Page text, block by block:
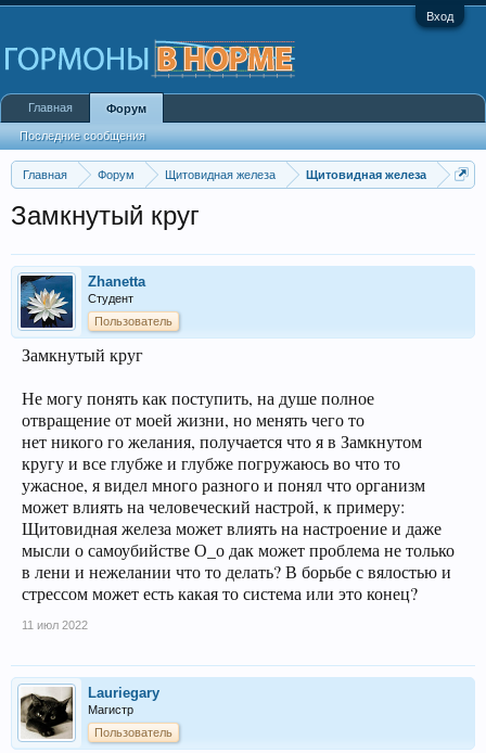
Вход
Главная Форум Щитовидная железа Щитовидная железа
Замкнутый круг
Zhanetta
Студент
Пользователь
Замкнутый круг
Не могу понять как поступить, на душе полное
отвращение от моей жизни, но менять чего то
нет никого го желания, получается что я в Замкнутом
кругу и все глубже и глубже погружаюсь во что то
ужасное, я видел много разного и понял что организм
может влиять на человеческий настрой, к примеру:
Щитовидная железа может влиять на настроение и даже
мысли о самоубийстве О_о дак может проблема не только
в лени и нежелании что то делать? В борьбе с вялостью и
стрессом может есть какая то система или это конец?
11 июл 2022
Lauriegary
Магистр
Пользователь
Главная Форум
Последние сообщения